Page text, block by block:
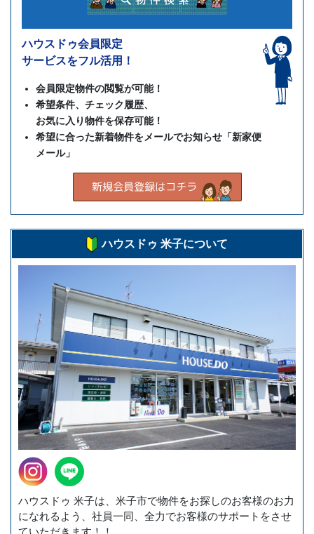
ハウスドゥ会員限定
サービスをフル活用！
会員限定物件の閲覧が可能！
希望条件、チェック履歴、
お気に入り物件を保存可能！
希望に合った新着物件をメールでお知らせ「新家便
メール」
ハウスドゥ 米子について
ハウスドゥ 米子は、米子市で物件をお探しのお客様のお力
になれるよう、社員一同、全力でお客様のサポートをさせ
ていただきます！！